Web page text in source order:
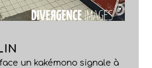
un kakémono signale à